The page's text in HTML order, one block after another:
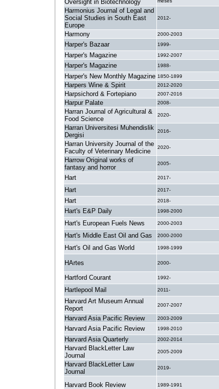
Oversight in Biotechnology
Harmonius Journal of Legal and
Social Studies in South East
Europe
2012-
Harmony 2000-2003
Harper's Bazaar 1999-
Harper's Magazine 1992-2007
Harper's Magazine 1988-
Harper's New Monthly Magazine 1850-1899
Harpers Wine & Spirit 2012-2020
Harpsichord & Fortepiano 2007-2016
Harpur Palate 2008-
Harran Journal of Agricultural &
Food Science
2020-
Harran Universitesi Muhendislik
Dergisi
2016-
Harran University Journal of the
Faculty of Veterinary Medicine
2020-
Harrow Original works of
fantasy and horror
2005-
Hart 2017-
Hart 2017-
Hart 2018-
Hart's E&P Daily 1998-2000
Hart's European Fuels News 2000-2003
Hart's Middle East Oil and Gas 2000-2000
Hart's Oil and Gas World 1998-1999
HArtes 2000-
Hartford Courant 1992-
Hartlepool Mail 2011-
Harvard Art Museum Annual
Report
2007-2007
Harvard Asia Pacific Review 2003-2009
Harvard Asia Pacific Review 1998-2010
Harvard Asia Quarterly 2002-2014
Harvard BlackLetter Law
Journal
2005-2009
Harvard BlackLetter Law
Journal
2019-
Harvard Book Review 1989-1991